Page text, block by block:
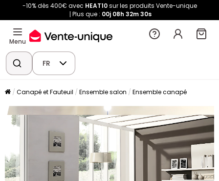
-10% dès 400€ avec HEAT10sur les produits Vente-unique
Plus que : 00j 08h 32m 30s
Menu
FR
Canapé et Fauteuil Ensemble salon Ensemble canapé